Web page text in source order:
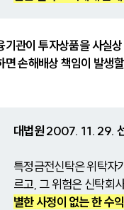
기관이 투자상품을 사실
면 손해배상 책임이 발생
대법원 2007. 11. 29.
특정금전신탁은 위탁자
르고, 그 위험은 신탁회
별한 사정이 없는 한 수